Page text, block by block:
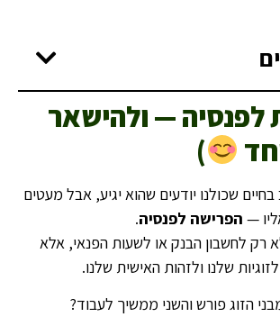
— ולהישאר
)
שכולנו יודעים שהוא יגיע, אבל מעטים
—הפרישה לפנסיה.
רק לחשבון הבנק או לשעות הפנאי, אלא
שלנו ולזהות האישית שלנו.
הזוג פורש והשני ממשיך לעבוד?